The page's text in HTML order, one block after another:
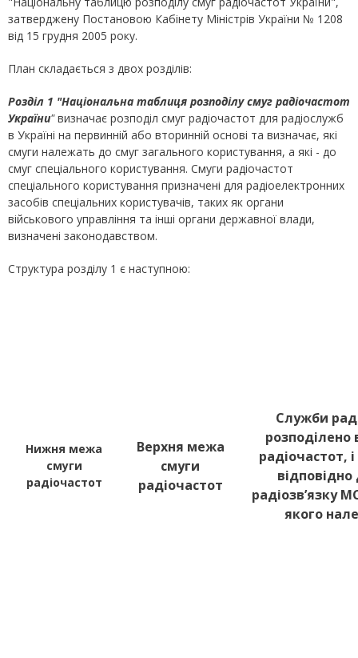
затверджену Постановою Кабінету Міністрів України № 1208
від 15 грудня 2005 року.
План складається з двох розділів:
Розділ 1 "Національна таблиця розподілу смуг радіочастот
України"визначає розподіл смуг радіочастот для радіослужб
в Україні на первинній або вторинній основі та визначає, які
смуги належать до смуг загального користування, а які - до
смуг спеціального користування. Смуги радіочастот
спеціального користування призначені для радіоелектронних
засобів спеціальних користувачів, таких як органи
військового управління та інші органи державної влади,
визначені законодавством.
Структура розділу 1 є наступною:
Нижня межа
смуги
радіочастот
Верхня межа
смуги
радіочастот
Служби
розподілено
радіочастот,
радіозв’язку
якого